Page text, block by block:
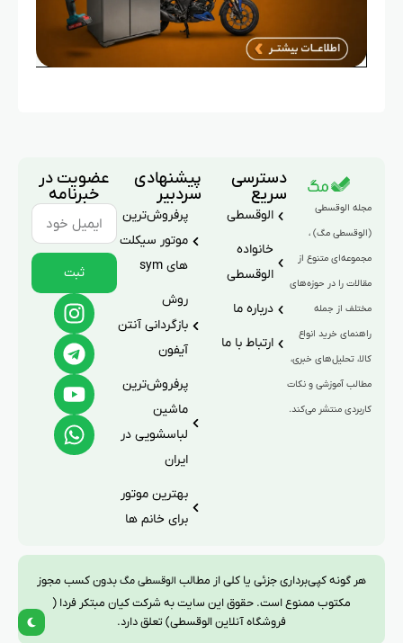
مجله الوقسطی
(الوقسطی مگ) ،
مجموعه‌ای متنوع از
مقالات را در حوزه‌های
مختلف از جمله
راهنمای خرید انواع
کالا، تحلیل‌های خبری،
مطالب آموزشی و نکات
کاربردی منتشر می‌کند.
دسترسی
سریع
الوقسطی
خانواده
الوقسطی
درباره ما
ارتباط با ما
پیشنهادی
سردبیر
پرفروش‌ترین
موتور سیکلت
های sym
روش
بازگردانی آنتن
آیفون
پرفروش‌ترین
ماشین
لباسشویی در
ایران
بهترین موتور
برای خانم ها
عضویت در
خبرنامه
ثبت
هر گونه کپی‌برداری جزئی یا کلی از مطالب الوقسطی مگبدون کسب مجوز
مکتوب ممنوع است. حقوق این سایت به شرکت کیان مبتکر فردا (
فروشگاه آنلاین الوقسطی) تعلق دارد.